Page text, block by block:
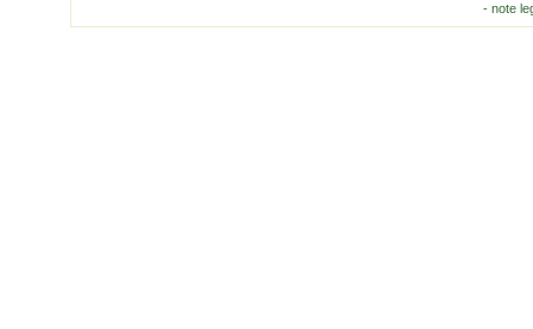
- note